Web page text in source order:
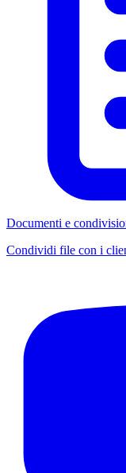
Documenti e
Condividi file con i